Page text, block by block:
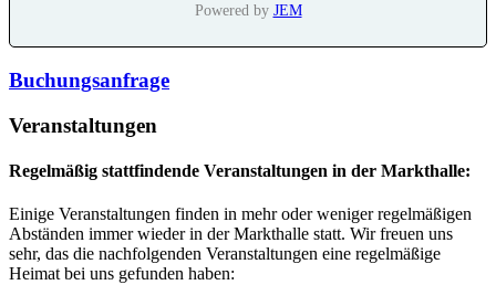
Powered by JEM
Buchungsanfrage
Veranstaltungen
Regelmäßig stattfindende Veranstaltungen in der Markthalle:
Einige Veranstaltungen finden in mehr oder weniger regelmäßigen
Abständen immer wieder in der Markthalle statt. Wir freuen uns
sehr, das die nachfolgenden Veranstaltungen eine regelmäßige
Heimat bei uns gefunden haben: